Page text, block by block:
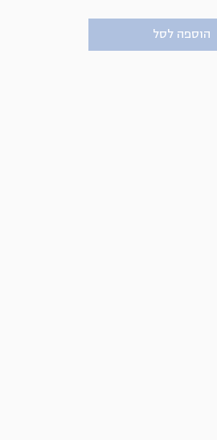
הוספה לסל